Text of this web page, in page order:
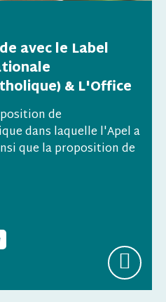
avec le Label
& L'Office
de
dans laquelle l'Apel a
que la proposition de